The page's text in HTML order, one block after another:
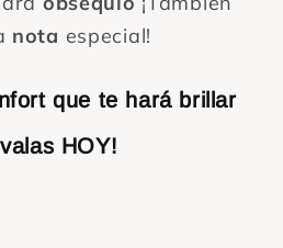
nota especial!
que te hará brillar
HOY!